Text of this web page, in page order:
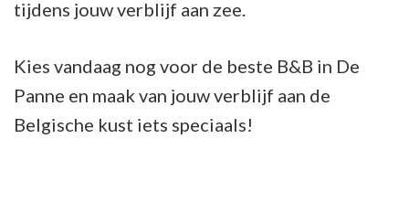
tijdens jouw verblijf aan zee.
Kies vandaag nog voor de beste B&B in De
Panne en maak van jouw verblijf aan de
Belgische kust iets speciaals!